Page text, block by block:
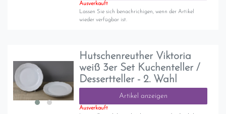
Ausverkauft
Lassen Sie sich benachrichigen, wenn der Artikel
wieder verfügbar ist.
Hutschenreuther Viktoria
weiß 3er Set Kuchenteller /
Dessertteller - 2. Wahl
Artikel anzeigen
Ausverkauft